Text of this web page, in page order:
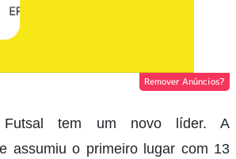
Remover Anúncios?
Futsal tem um novo líder. A
assumiu o primeiro lugar com 13